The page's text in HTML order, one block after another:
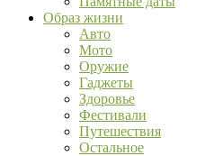
Образ жизни
Авто
Мото
Оружие
Гаджеты
Здоровье
Фестивали
Путешествия
Остальное